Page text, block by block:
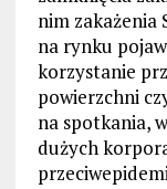
nim zakażenia
na rynku
korzystanie
powierzchni
na spotkania,
dużych